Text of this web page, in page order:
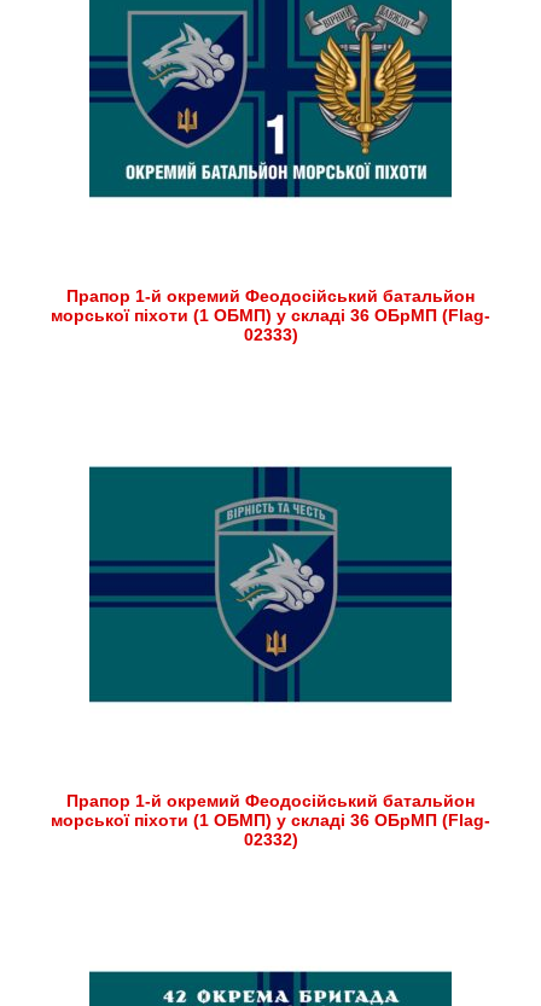
Прапор 1-й окремий Феодосійський батальйон
морської піхоти (1 ОБМП) у складі 36 ОБрМП (Flag-
02333)
Прапор 1-й окремий Феодосійський батальйон
морської піхоти (1 ОБМП) у складі 36 ОБрМП (Flag-
02332)